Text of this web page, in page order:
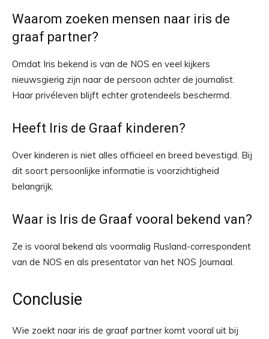
Waarom zoeken mensen naar iris de
graaf partner?
Omdat Iris bekend is van de NOS en veel kijkers
nieuwsgierig zijn naar de persoon achter de journalist.
Haar privéleven blijft echter grotendeels beschermd.
Heeft Iris de Graaf kinderen?
Over kinderen is niet alles officieel en breed bevestigd. Bij
dit soort persoonlijke informatie is voorzichtigheid
belangrijk.
Waar is Iris de Graaf vooral bekend van?
Ze is vooral bekend als voormalig Rusland-correspondent
van de NOS en als presentator van het NOS Journaal.
Conclusie
Wie zoekt naar iris de graaf partner komt vooral uit bij